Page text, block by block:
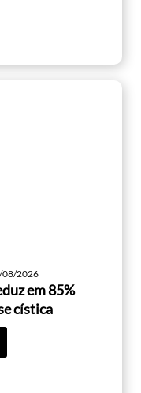
08/2026
em 85%
cística